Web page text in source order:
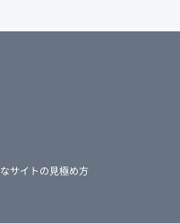
サイトの見極め方